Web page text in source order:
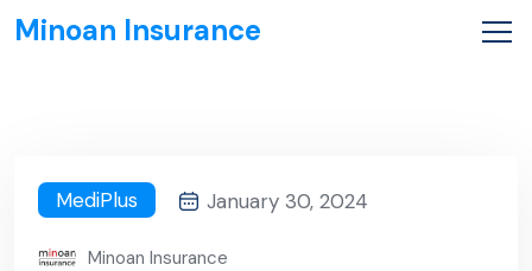
Minoan Insurance
MediPlus January 30, 2024
Minoan Insurance